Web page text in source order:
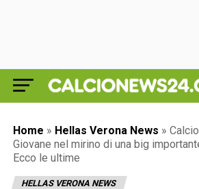
Home » Hellas Verona News »
Giovane nel mirino di una big
Ecco le ultime
HELLAS VERONA NEWS